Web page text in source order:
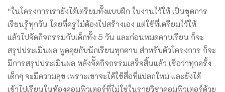
“ในโครงการเรายังได้เตรียมทั้งแบบฝึก ใบงานไว้ให้ เป็นชุดการ
เรียนรู้ทุกวัน โดยที่ครูไม่ต้องไปสร้างเอง แต่ใช้ที่เตรียมไว้ให้
แล้วไปจัดกิจกรรมกับเด็กทั้ง 5 วัน และก่อนหมดคาบเรียน ก็จะ
สรุปประเมินผล พูดคุยกับนักเรียนทุกคาบ สำหรับตัวโครงการ ก็จะ
มีการสรุปประเมินผล หลังจััดกิจกรรมเสร็จสิ้นแล้ว เชื่อว่าทุกครั้ง
เด็กๆ จะมีความสุข เพราะเขาจะได้ใช้สื่อที่แปลกใหม่ และยังได้
เข้าไปเรียนในห้องคอมพิวเตอร์ที่ไม่ใช่ในรายวิชาคอมพิวเตอร์ด้วย